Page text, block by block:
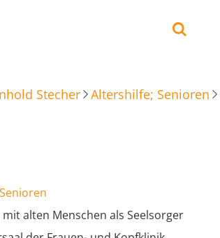
Stecher Altershilfe; Senioren
mit alten Menschen als Seelsorger